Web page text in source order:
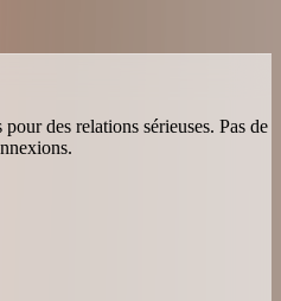
des relations sérieuses. Pas de